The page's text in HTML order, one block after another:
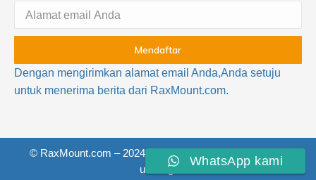
Dengan mengirimkan alamat email Anda,Anda setuju
untuk menerima berita dari RaxMount.com.
© RaxMount.com – 2024 Semua hak dilindungi undang-
undang.
WhatsApp kami